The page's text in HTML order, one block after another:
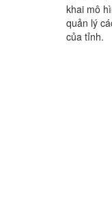
khai mô
quản lý
của tỉnh.